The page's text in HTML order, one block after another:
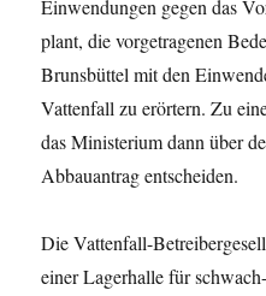
Einwendungen gegen das
plant, die vorgetragenen
Brunsbüttel mit den
Vattenfall zu erörtern. Zu
das Ministerium dann über
Abbauantrag entscheiden.
Die Vattenfall-
einer Lagerhalle für